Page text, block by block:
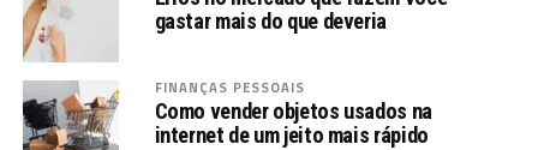
gastar mais do que deveria
FINANÇAS PESSOAIS
Como vender objetos usados na
internet de um jeito mais rápido